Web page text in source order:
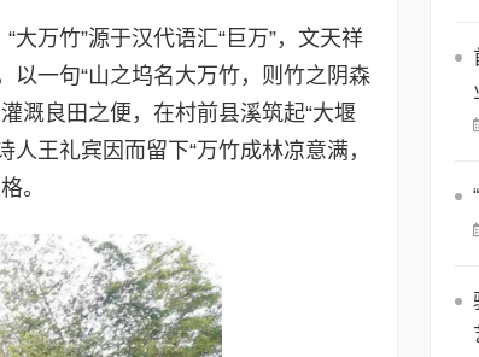
万竹”源于汉代语汇“巨万”，文天祥
以一句“山之坞名大万竹，则竹之阴森
溉良田之便，在村前县溪筑起“大堰
王礼宾因而留下“万竹成林凉意满，
。